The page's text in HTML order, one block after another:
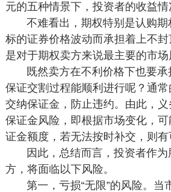
元的五种情景下，投资者的收益情
不难看出，期权特别是认购
标的证券价格波动而承担着上不
是对于期权卖方来说最主要的市场
既然卖方在不利价格下也要
保证交割过程能顺利进行呢？通
交纳保证金，防止违约。由此，
保证金风险，即根据市场变化，
证金额度，若无法按时补交，则有
因此，总结而言，投资者作
方，将面临以下风险。
第一，亏损“无限”的风险。当